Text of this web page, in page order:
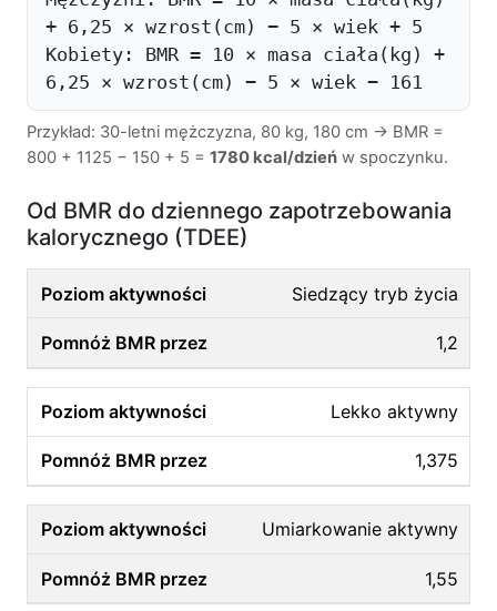
+ 6,25 × wzrost(cm) − 5 × wiek + 5
Kobiety: BMR = 10 × masa ciała(kg) +
6,25 × wzrost(cm) − 5 × wiek − 161
Przykład: 30-letni mężczyzna, 80 kg, 180 cm → BMR =
800 + 1125 − 150 + 5 = 1780 kcal/dzień w spoczynku.
Od BMR do dziennego zapotrzebowania
kalorycznego (TDEE)
Siedzący tryb życia
1,2
Lekko aktywny
1,375
Umiarkowanie aktywny
1,55